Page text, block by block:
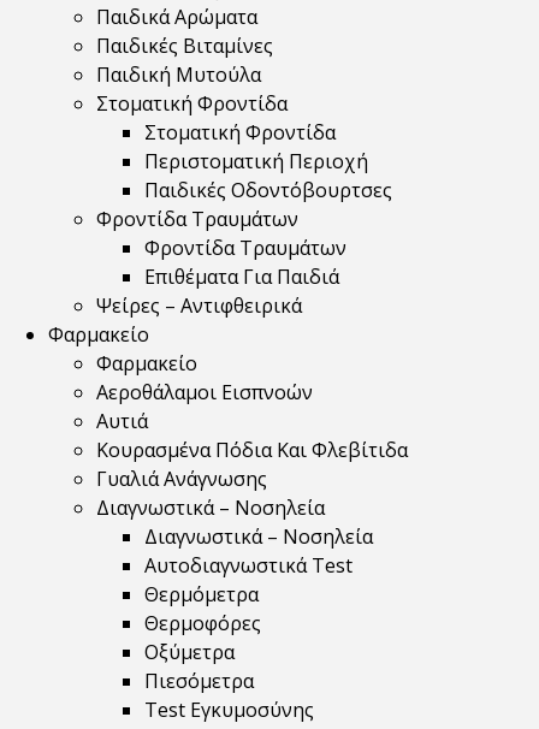
Παιδικά Αρώματα
Παιδικές Βιταμίνες
Παιδική Μυτούλα
Στοματική Φροντίδα
Στοματική Φροντίδα
Περιστοματική Περιοχή
Παιδικές Οδοντόβουρτσες
Φροντίδα Τραυμάτων
Φροντίδα Τραυμάτων
Επιθέματα Για Παιδιά
Ψείρες – Αντιφθειρικά
Φαρμακείο
Φαρμακείο
Αεροθάλαμοι Εισπνοών
Αυτιά
Κουρασμένα Πόδια Και Φλεβίτιδα
Γυαλιά Ανάγνωσης
Διαγνωστικά – Νοσηλεία
Διαγνωστικά – Νοσηλεία
Αυτοδιαγνωστικά Test
Θερμόμετρα
Θερμοφόρες
Οξύμετρα
Πιεσόμετρα
Test Εγκυμοσύνης